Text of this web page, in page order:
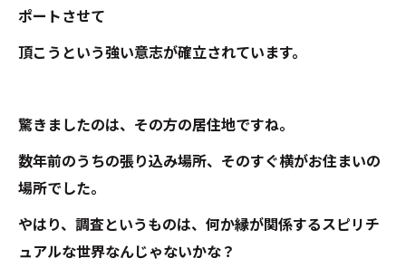
ポートさせて
頂こうという強い意志が確立されています。
驚きましたのは、その方の居住地ですね。
数年前のうちの張り込み場所、そのすぐ横がお住まいの
場所でした。
やはり、調査というものは、何か縁が関係するスピリチ
ュアルな世界なんじゃないかな？